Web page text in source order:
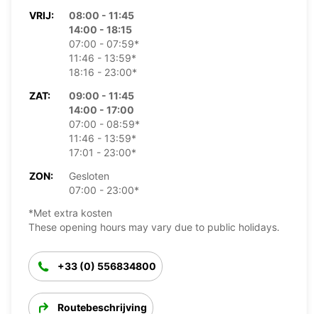
VRIJ:
08:00 - 11:45
14:00 - 18:15
07:00 - 07:59*
11:46 - 13:59*
18:16 - 23:00*
ZAT:
09:00 - 11:45
14:00 - 17:00
07:00 - 08:59*
11:46 - 13:59*
17:01 - 23:00*
ZON:
Gesloten
07:00 - 23:00*
*Met extra kosten
These opening hours may vary due to public holidays.
+33 (0) 556834800
Routebeschrijving